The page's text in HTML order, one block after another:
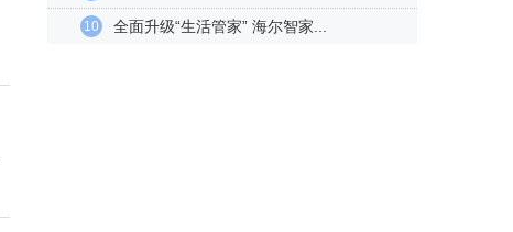
10 全面升级“生活管家” 海尔智家...